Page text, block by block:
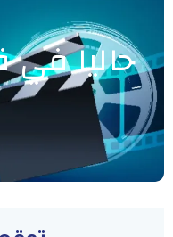
حاليا في